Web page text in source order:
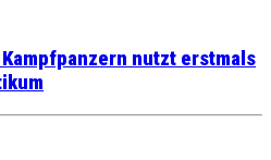
nutzt erstmals